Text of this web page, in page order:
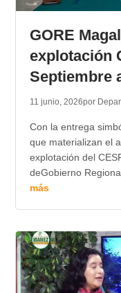
GORE
explotación
Septiembre
11 junio, 2026por
Con la entrega
que materializan el
explotación del
deGobierno
más